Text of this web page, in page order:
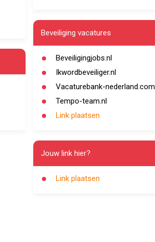
Beveiliging vacatures
Beveiligingjobs.nl
Ikwordbeveiliger.nl
Vacaturebank-nederland.com
Tempo-team.nl
Link plaatsen
Jouw link hier?
Link plaatsen